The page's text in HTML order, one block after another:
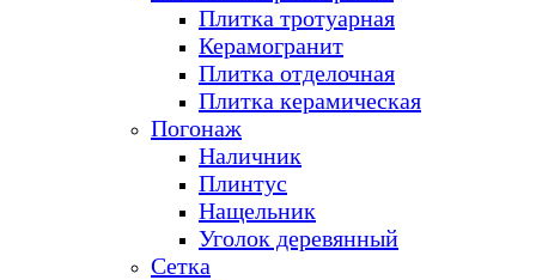
Плитка тротуарная
Керамогранит
Плитка отделочная
Плитка керамическая
Погонаж
Наличник
Плинтус
Нащельник
Уголок деревянный
Сетка